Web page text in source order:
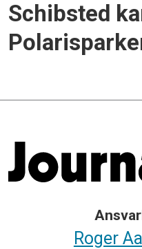
Schibsted
Roger